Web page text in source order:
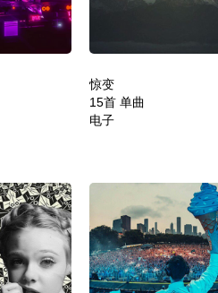
惊变
15首 单曲
电子